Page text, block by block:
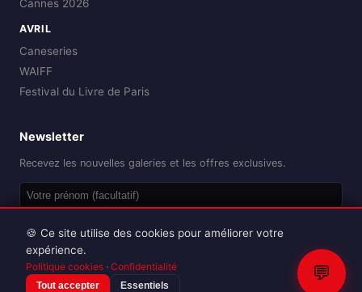
Cannes 2026
AVRIL
Caneseries
WAIFF
Festival du Livre de Paris
Newsletter
Recevez les nouvelles galeries et les offres exclusives.
Reproduction interdite sans autorisation.
💬
🍪 Ce site utilise des cookies pour améliorer votre
expérience.
Politique cookies · Confidentialité
Tout accepter Essentiels